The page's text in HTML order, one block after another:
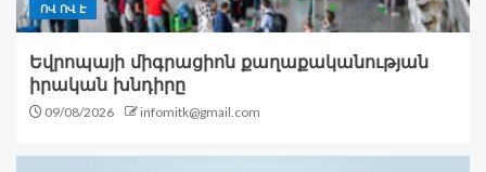
ՈՎ ՈՎ Է
Եվրոպայի միգրացիոն քաղաքականության
իրական խնդիրը
09/08/2026 infomitk@gmail.com